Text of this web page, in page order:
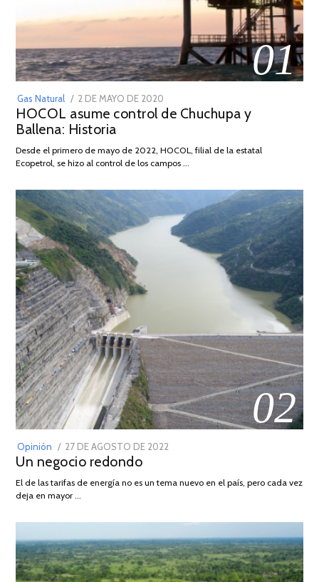
01
Gas Natural
POSTED
ON
2 DE MAYO DE 2020
DE
2026
HOCOL asume control de Chuchupa y
Ballena: Historia
Desde el primero de mayo de 2022, HOCOL, filial de la estatal
Ecopetrol, se hizo al control de los campos …
02
Opinión
POSTED
ON
27 DE AGOSTO DE 2022
DE
Un negocio redondo
El de las tarifas de energía no es un tema nuevo en el país, pero cada vez
deja en mayor …